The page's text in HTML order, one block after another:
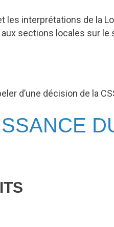
interprétations de la
sections locales sur le
d’une décision de la